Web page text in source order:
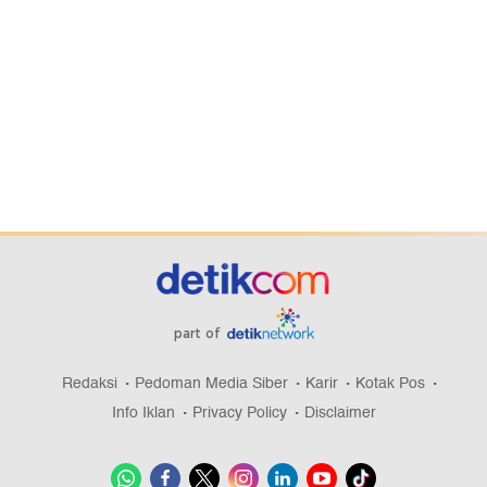
part of
Redaksi Pedoman Media Siber Karir
Kotak Pos
Info Iklan
Privacy Policy Disclaimer